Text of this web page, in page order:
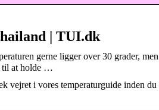
| TUI.dk
gerne ligger over 30 grader,
til at holde …
vejret i vores temperaturguide inden du